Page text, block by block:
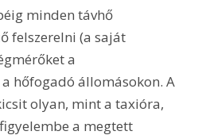
minden távhő
felszerelni (a saját
a
hőfogadó állomásokon. A
olyan, mint a taxióra,
a megtett